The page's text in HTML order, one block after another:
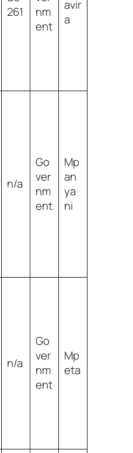
261
nm
ent
avir
a
n/a
Go
ver
nm
ent
Mp
an
ya
ni
n/a
Go
ver
nm
ent
Mp
eta